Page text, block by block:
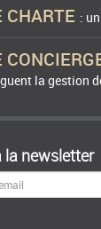
CHARTE :
la gestion
la newsletter